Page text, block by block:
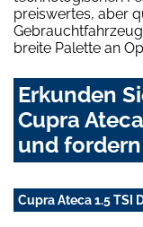
preiswertes, aber
breite Palette an
Erkunden
Cupra
und
Cupra Ateca 1.5 TSI